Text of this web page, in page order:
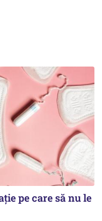
pe care să nu le